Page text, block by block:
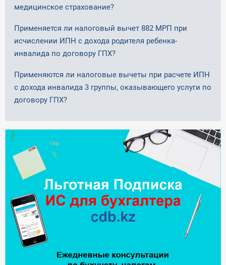
медицинское страхование?
Применяется ли налоговый вычет 882 МРП при
исчислении ИПН с дохода родителя ребенка-
инвалида по договору ГПХ?
Применяются ли налоговые вычеты при расчете ИПН
с дохода инвалида 3 группы, оказывающего услуги по
договору ГПХ?